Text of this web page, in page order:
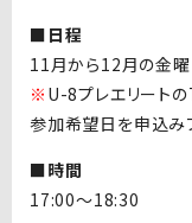
■日程
11月から12月の金
※ U-8プレエリートの
参加希望日を申込み
■時間
17:00～18:30